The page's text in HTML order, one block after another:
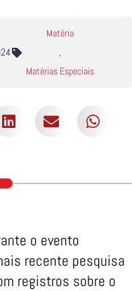
Matéria
,
Matérias Especiais
o evento
recente pesquisa
registros sobre o